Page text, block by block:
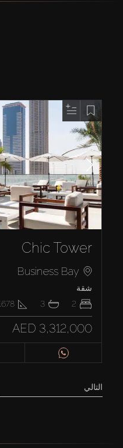
Chic Tower
Business Bay
شقة
2
3
AED 3,312,000
التالي